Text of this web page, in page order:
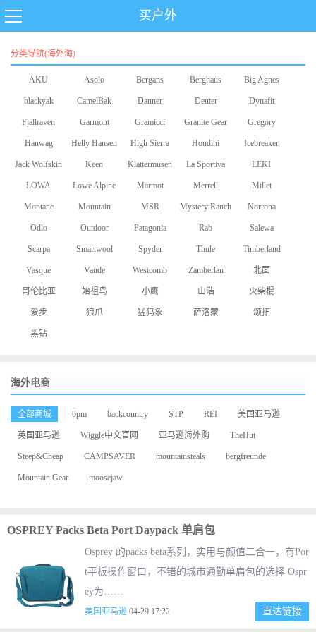
买户外
分类导航(海外淘)
AKU Asolo Bergans Berghaus Big Agnes
blackyak CamelBak Danner Deuter Dynafit
Fjallraven Garmont Gramicci Granite Gear Gregory
Hanwag Helly Hansen High Sierra Houdini Icebreaker
Jack Wolfskin Keen Klattermusen La Sportiva LEKI
LOWA Lowe Alpine Marmot Merrell Millet
Montane Mountain
Equipment
MSR Mystery Ranch Norrona
Odlo Outdoor
Research
Patagonia Rab Salewa
Scarpa Smartwool Spyder Thule Timberland
Vasque Vaude Westcomb Zamberlan 北面
哥伦比亚 始祖鸟 小鹰 山浩 火柴棍
爱步 狼爪 猛犸象 萨洛蒙 颂拓
黑钻
海外电商
全部商城 6pm backcountry STP REI 美国亚马逊
英国亚马逊 Wiggle中文官网 亚马逊海外购 TheHut
Steep&Cheap CAMPSAVER mountainsteals bergfreunde
Mountain Gear moosejaw
OSPREY Packs Beta Port Daypack 单肩包
Osprey 的packs beta系列，实用与颜值二合一，有Por
t平板操作窗口，不错的城市通勤单肩包的选择 Ospr
ey为……
美国亚马逊 04-29 17:22 直达链接